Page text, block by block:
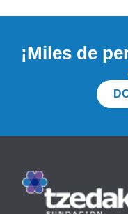
¡Miles de